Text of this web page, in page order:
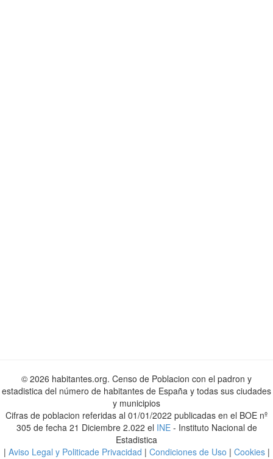
© 2026 habitantes.org. Censo de Poblacion con el padron y
estadistica del número de habitantes de España y todas sus ciudades
y municipios
Cifras de poblacion referidas al 01/01/2022 publicadas en el BOE nº
305 de fecha 21 Diciembre 2.022 el INE- Instituto Nacional de
Estadistica
| Aviso Legal y Politicade Privacidad | Condiciones de Uso | Cookies |